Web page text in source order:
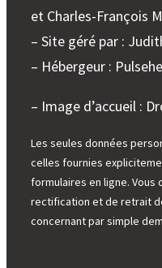
et Charles-François
– Site géré par :
– Hébergeur :
– Image d’accueil :
Les seules données
celles fournies
formulaires en ligne.
rectification et de retrait
concernant par simple